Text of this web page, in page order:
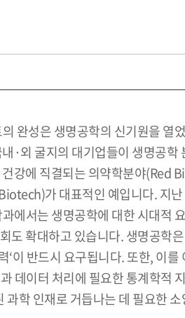
완성은 생명공학의 신기원을 열
·외 굴지의 대기업들이 생명공
강에 직결되는 의약학분야(Red
가 대표적인 예입니다. 지
서는 생명공학에 대한 시대적
확대하고 있습니다. 생명공학
이 반드시 요구됩니다. 또한, 이
데이터 처리에 필요한 통계학적
학 인재로 거듭나는 데 필요한